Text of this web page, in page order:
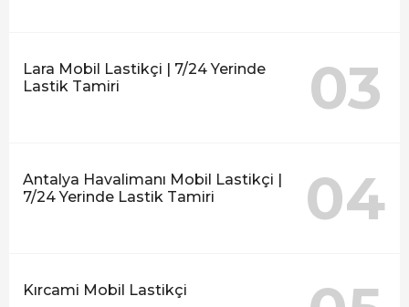
Lara Mobil Lastikçi | 7/24 Yerinde
Lastik Tamiri
03
Antalya Havalimanı Mobil Lastikçi |
7/24 Yerinde Lastik Tamiri
04
Kırcami Mobil Lastikçi